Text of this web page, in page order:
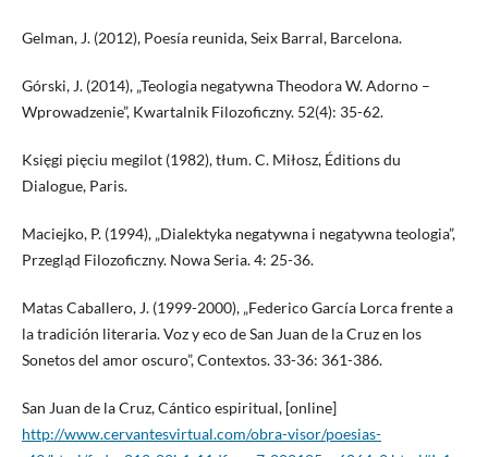
Gelman, J. (2012), Poesía reunida, Seix Barral, Barcelona.
Górski, J. (2014), „Teologia negatywna Theodora W. Adorno –
Wprowadzenie”, Kwartalnik Filozoficzny. 52(4): 35-62.
Księgi pięciu megilot (1982), tłum. C. Miłosz, Éditions du
Dialogue, Paris.
Maciejko, P. (1994), „Dialektyka negatywna i negatywna teologia”,
Przegląd Filozoficzny. Nowa Seria. 4: 25-36.
Matas Caballero, J. (1999-2000), „Federico García Lorca frente a
la tradición literaria. Voz y eco de San Juan de la Cruz en los
Sonetos del amor oscuro”, Contextos. 33-36: 361-386.
San Juan de la Cruz, Cántico espiritual, [online]
http://www.cervantesvirtual.com/obra-visor/poesias-